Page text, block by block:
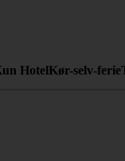
HotelKør-selv-ferie